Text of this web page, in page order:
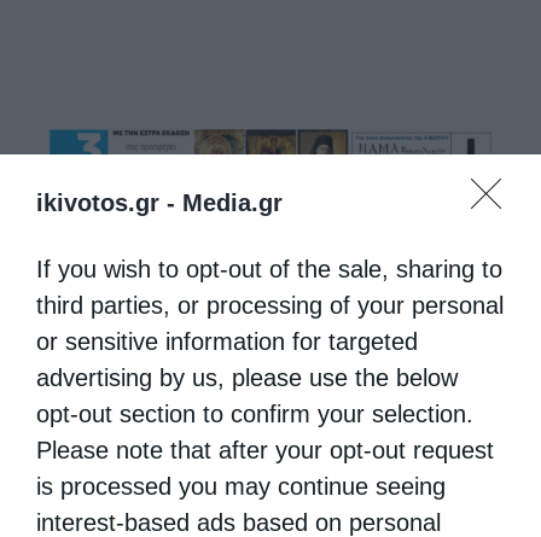
ikivotos.gr - Media.gr
If you wish to opt-out of the sale, sharing to
third parties, or processing of your personal
or sensitive information for targeted
advertising by us, please use the below
opt-out section to confirm your selection.
Please note that after your opt-out request
is processed you may continue seeing
interest-based ads based on personal